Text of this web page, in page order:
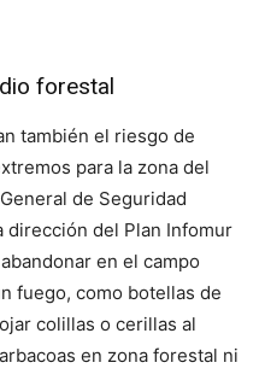
forestal
también el riesgo de
para la zona del
de Seguridad
dirección del Plan Infomur
en el campo
fuego, como botellas de
colillas o cerillas al
en zona forestal ni